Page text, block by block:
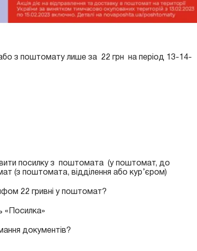
з поштомату лише за 22 грн на період 13-14-
посилку з поштомата (у поштомат, до
(з поштомата, відділення або кур’єром)
22 гривні у поштомат?
«Посилка»
документів?